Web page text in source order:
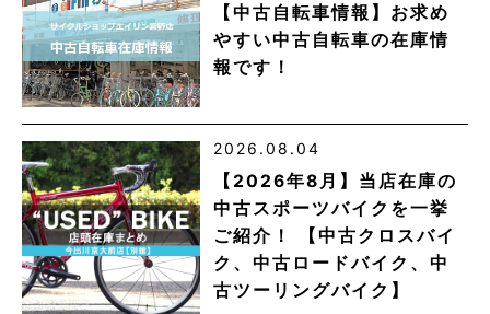
【中古自転車情報】お求め
やすい中古自転車の在庫情
報です！
2026.08.04
【2026年8月】当店在庫の
中古スポーツバイクを一挙
ご紹介！ 【中古クロスバイ
ク、中古ロードバイク、中
古ツーリングバイク】